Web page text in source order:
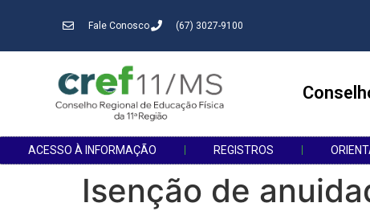
Fale Conosco (67) 3027-9100
ACESSO À INFORMAÇÃO REGISTROS
Isenção de